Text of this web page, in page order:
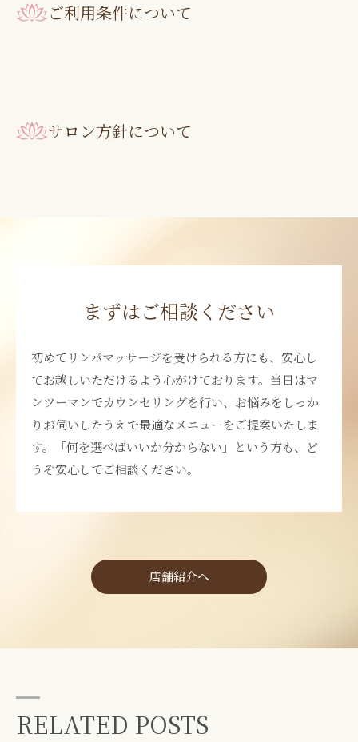
ご利用条件について
サロン方針について
まずはご相談ください
初めてリンパマッサージを受けられる方にも、安心し
てお越しいただけるよう心がけております。当日はマ
ンツーマンでカウンセリングを行い、お悩みをしっか
りお伺いしたうえで最適なメニューをご提案いたしま
す。「何を選べばいいか分からない」という方も、ど
うぞ安心してご相談ください。
店舗紹介へ
RELATED POSTS